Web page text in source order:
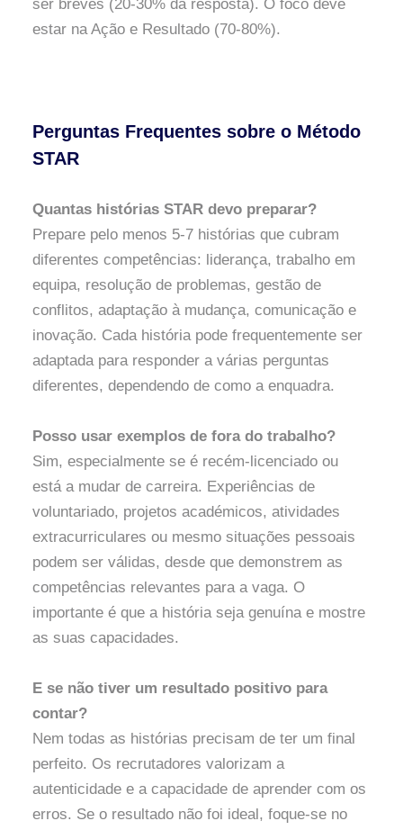
ser breves (20-30% da resposta). O foco deve
estar na Ação e Resultado (70-80%).
Perguntas Frequentes sobre o Método
STAR
Quantas histórias STAR devo preparar?
Prepare pelo menos 5-7 histórias que cubram
diferentes competências: liderança, trabalho em
equipa, resolução de problemas, gestão de
conflitos, adaptação à mudança, comunicação e
inovação. Cada história pode frequentemente ser
adaptada para responder a várias perguntas
diferentes, dependendo de como a enquadra.
Posso usar exemplos de fora do trabalho?
Sim, especialmente se é recém-licenciado ou
está a mudar de carreira. Experiências de
voluntariado, projetos académicos, atividades
extracurriculares ou mesmo situações pessoais
podem ser válidas, desde que demonstrem as
competências relevantes para a vaga. O
importante é que a história seja genuína e mostre
as suas capacidades.
E se não tiver um resultado positivo para
contar?
Nem todas as histórias precisam de ter um final
perfeito. Os recrutadores valorizam a
autenticidade e a capacidade de aprender com os
erros. Se o resultado não foi ideal, foque-se no